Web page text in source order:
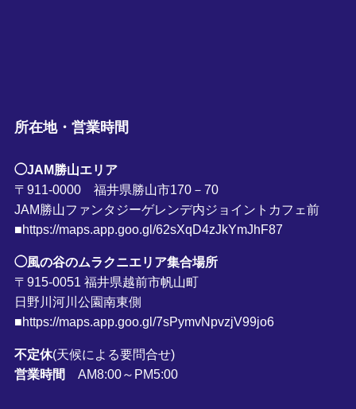
所在地・営業時間
◯JAM勝山エリア
〒911-0000 福井県勝山市170－70
JAM勝山ファンタジーゲレンデ内ジョイントカフェ前
■https://maps.app.goo.gl/62sXqD4zJkYmJhF87
◯風の谷のムラクニエリア集合場所
〒915-0051 福井県越前市帆山町
日野川河川公園南東側
■https://maps.app.goo.gl/7sPymvNpvzjV99jo6
不定休(天候による要問合せ)
営業時間
AM8:00～PM5:00